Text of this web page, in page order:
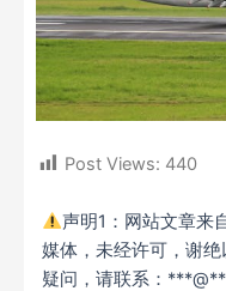
Post Views: 440
声明1：网站文章来
媒体，未经许可，谢
疑问，请联系：